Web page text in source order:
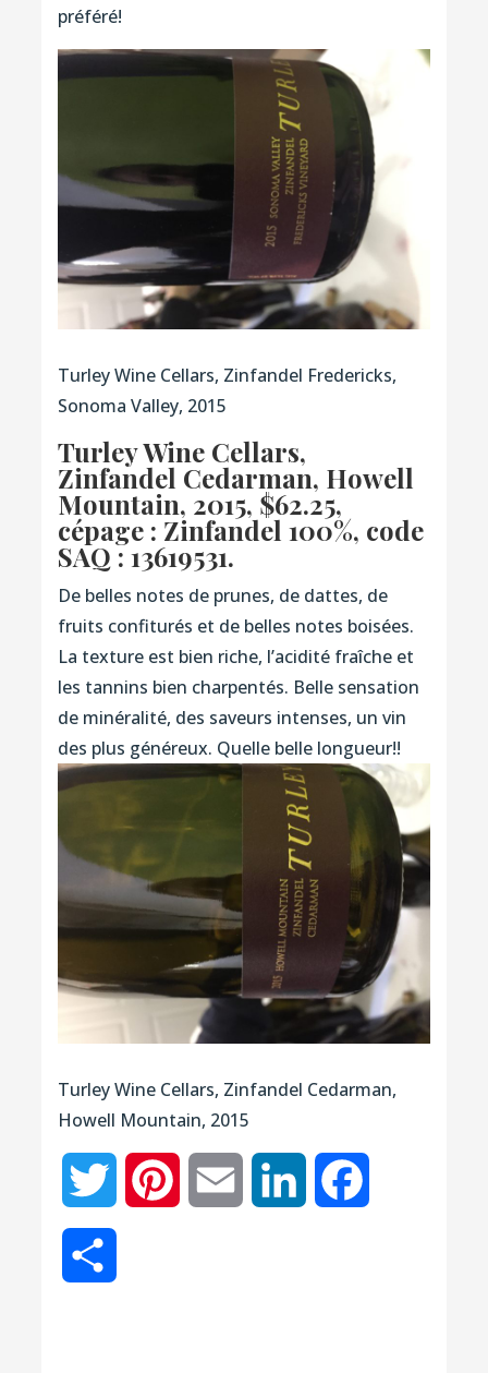
préféré!
Turley Wine Cellars, Zinfandel Fredericks,
Sonoma Valley, 2015
Turley Wine Cellars,
Zinfandel Cedarman, Howell
Mountain, 2015, $62.25,
cépage : Zinfandel 100%, code
SAQ : 13619531.
De belles notes de prunes, de dattes, de
fruits confiturés et de belles notes boisées.
La texture est bien riche, l’acidité fraîche et
les tannins bien charpentés. Belle sensation
de minéralité, des saveurs intenses, un vin
des plus généreux. Quelle belle longueur!!
Turley Wine Cellars, Zinfandel Cedarman,
Howell Mountain, 2015
Twitter Pinterest Email LinkedIn